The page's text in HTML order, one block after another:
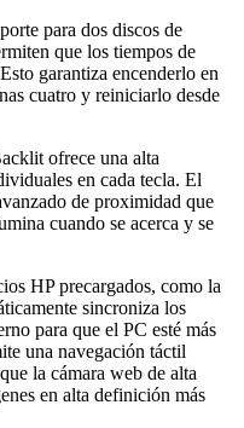
para dos discos de
que los tiempos de
garantiza encenderlo en
cuatro y reiniciarlo desde
ofrece una alta
en cada tecla. El
de proximidad que
cuando se acerca y se
HP precargados, como la
sincroniza los
para que el PC esté más
una navegación táctil
la cámara web de alta
en alta definición más